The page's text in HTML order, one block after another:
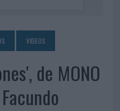
VIDEOS
de MONO